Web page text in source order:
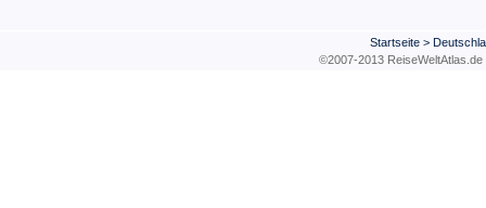
Startseite >
©2007-2013